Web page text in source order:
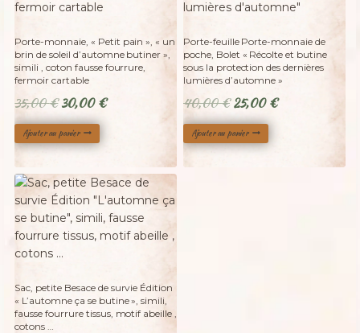
Porte-monnaie, « Petit pain », « un
brin de soleil d’automne butiner »,
simili , coton fausse fourrure,
fermoir cartable
35,00€ Le
prix
initial
35,00 €.
30,00€Le
30,00 €.
Ajouter au panier
Porte-feuille Porte-monnaie de
poche, Bolet « Récolte et butine
sous la protection des dernières
lumières d’automne »
40,00€ Le
prix
initial
25,00€Le
Ajouter au panier
Adopté
Sac, petite Besace de survie Édition
« L’automne ça se butine », simili,
fausse fourrure tissus, motif abeille ,
cotons …